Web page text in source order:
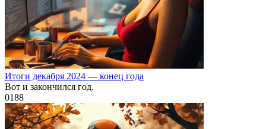
Итоги декабря 2024 — конец года
Вот и закончился год.
0188